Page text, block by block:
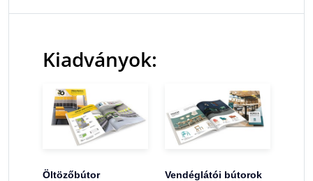
Kiadványok:
Öltözőbútor
Vendéglátói bútorok